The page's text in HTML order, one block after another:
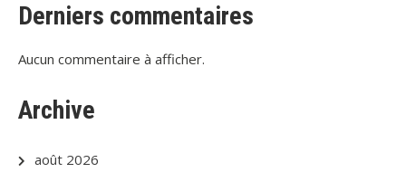
Derniers commentaires
Aucun commentaire à afficher.
Archive
août 2026